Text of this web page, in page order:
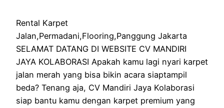
Rental Karpet
Jalan,Permadani,Flooring,Panggung Jakarta
SELAMAT DATANG DI WEBSITE CV MANDIRI
JAYA KOLABORASI Apakah kamu lagi nyari karpet
jalan merah yang bisa bikin acara siaptampil
beda? Tenang aja, CV Mandiri Jaya Kolaborasi
siap bantu kamu dengan karpet premium yang